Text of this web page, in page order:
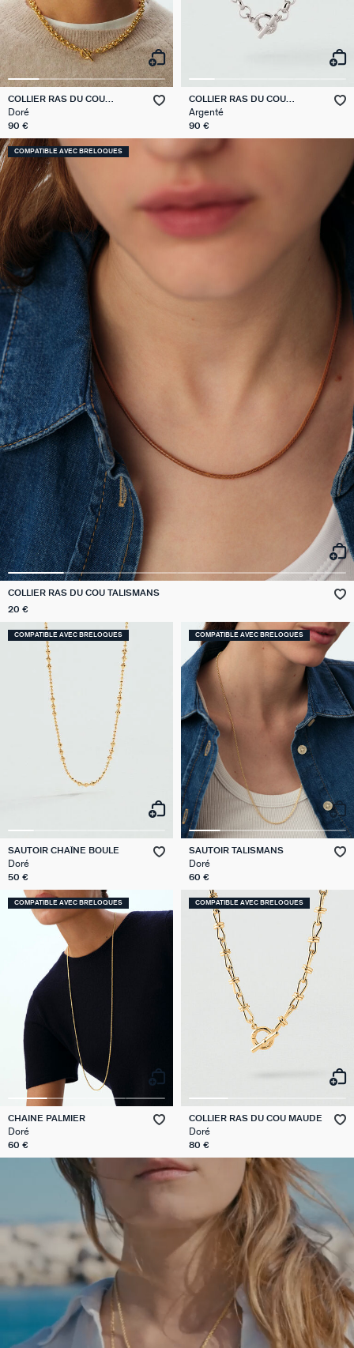
COLLIER RAS DU COU
GAMBETTA
Doré
90 €
COLLIER RAS DU COU
GAMBETTA
Argenté
90 €
COMPATIBLE AVEC BRELOQUES
COLLIER RAS DU COU TALISMANS
20 €
COMPATIBLE AVEC BRELOQUES
SAUTOIR CHAÎNE BOULE
Doré
50 €
COMPATIBLE AVEC BRELOQUES
SAUTOIR TALISMANS
Doré
60 €
COMPATIBLE AVEC BRELOQUES
CHAINE PALMIER
Doré
60 €
COMPATIBLE AVEC BRELOQUES
COLLIER RAS DU COU MAUDE
Doré
80 €